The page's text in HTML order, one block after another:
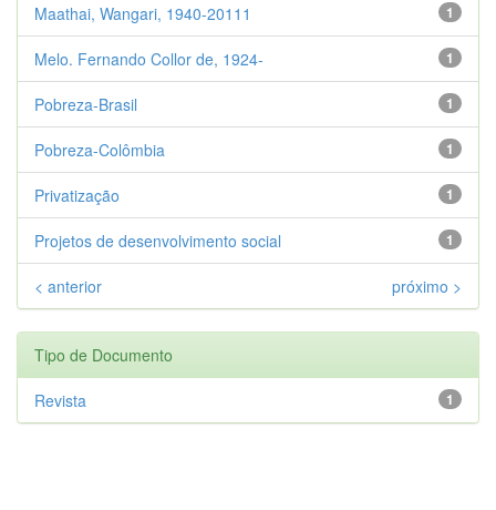
1
Maathai, Wangari, 1940-20111
1
Melo. Fernando Collor de, 1924-
1
Pobreza-Brasil
1
Pobreza-Colômbia
1
Privatização
1
Projetos de desenvolvimento social
< anterior próximo >
Tipo de Documento
1
Revista